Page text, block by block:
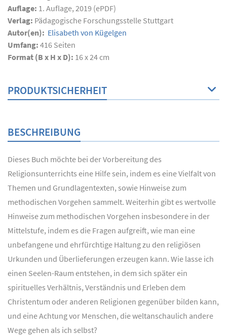
Auflage: 1. Auflage, 2019 (ePDF)
Verlag: Pädagogische Forschungsstelle Stuttgart
Autor(en): Elisabeth von Kügelgen
Umfang: 416 Seiten
Format (B x H x D): 16 x 24 cm
PRODUKTSICHERHEIT
BESCHREIBUNG
Dieses Buch möchte bei der Vorbereitung des
Religionsunterrichts eine Hilfe sein, indem es eine Vielfalt von
Themen und Grundlagentexten, sowie Hinweise zum
methodischen Vorgehen sammelt. Weiterhin gibt es wertvolle
Hinweise zum methodischen Vorgehen insbesondere in der
Mittelstufe, indem es die Fragen aufgreift, wie man eine
unbefangene und ehrfürchtige Haltung zu den religiösen
Urkunden und Überlieferungen erzeugen kann. Wie lasse ich
einen Seelen-Raum entstehen, in dem sich später ein
spirituelles Verhältnis, Verständnis und Erleben dem
Christentum oder anderen Religionen gegenüber bilden kann,
und eine Achtung vor Menschen, die weltanschaulich andere
Wege gehen als ich selbst?